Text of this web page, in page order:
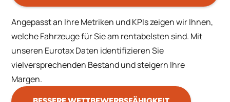
Angepasst an Ihre Metriken und KPIs zeigen wir Ihnen,
welche Fahrzeuge für Sie am rentabelsten sind. Mit
unseren Eurotax Daten identifizieren Sie
vielversprechenden Bestand und steigern Ihre
Margen.